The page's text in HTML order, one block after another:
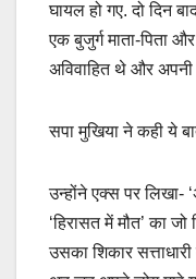
घायल हो गए. दो दिन
एक बुजुर्ग माता-पिता
अविवाहित थे और
सपा मुखिया ने कही ये
उन्होंने एक्स पर लिखा-
‘हिरासत में मौत’ का जो
उसका शिकार